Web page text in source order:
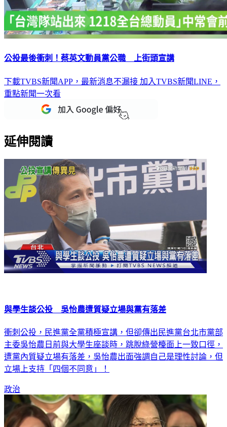
公投最後衝刺！蔡英文動員黨公職 上街頭宣講
下載TVBS新聞APP，最新消息不漏接 加入TVBS新聞LINE，
重點新聞一次看
延伸閱讀
與學生談公投 吳怡農遭質疑立場與黨有落差
衝刺公投，民進黨全黨積極宣講，但卻傳出民進黨台北市黨部
主委吳怡農日前與大學生座談時，跳脫綠營檯面上一致口徑，
遭黨內質疑立場有落差，吳怡農出面強調自己是理性討論，但
立場上支持「四個不同意」！
政治